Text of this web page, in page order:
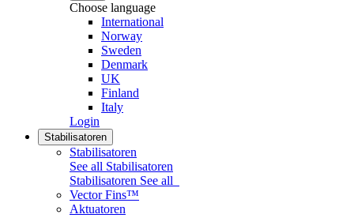
Choose language
International
Norway
Sweden
Denmark
UK
Finland
Italy
Login
Stabilisatoren
Stabilisatoren
See all Stabilisatoren
Stabilisatoren See all
Vector Fins™
Aktuatoren